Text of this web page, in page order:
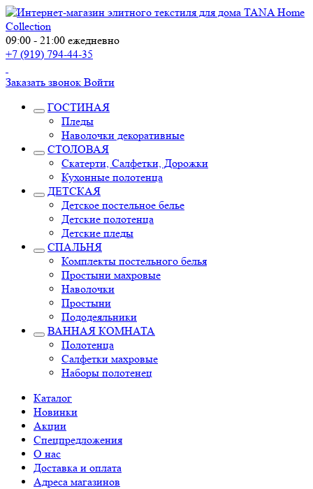
09:00 - 21:00 ежедневно
+7 (919) 794-44-35
Заказать звонок Войти
ГОСТИНАЯ
Пледы
Наволочки декоративные
СТОЛОВАЯ
Скатерти, Салфетки, Дорожки
Кухонные полотенца
ДЕТСКАЯ
Детское постельное белье
Детские полотенца
Детские пледы
СПАЛЬНЯ
Комплекты постельного белья
Простыни махровые
Наволочки
Простыни
Пододеяльники
ВАННАЯ КОМНАТА
Полотенца
Салфетки махровые
Наборы полотенец
Каталог
Новинки
Акции
Спецпредложения
О нас
Доставка и оплата
Адреса магазинов